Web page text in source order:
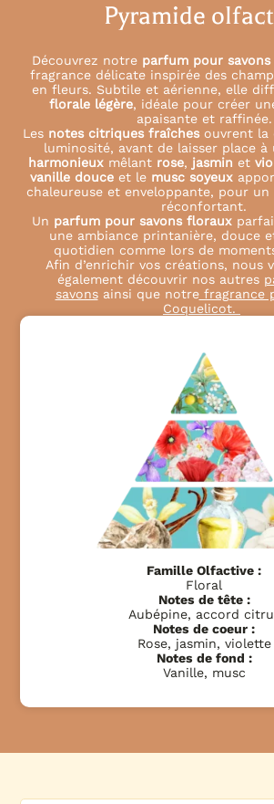
Pyramide
Découvrez notre parfum pour
fragrance délicate inspirée des
en fleurs. Subtile et aérienne, elle
florale légère, idéale pour créer
apaisante et raffinée.
Les notes citriques fraîchesouvrent la
luminosité, avant de laisser place à
harmonieux mêlant rose, jasmin et
vanille douceet le musc soyeux
chaleureuse et enveloppante, pour
réconfortant.
Un parfum pour savons floraux
une ambiance printanière, douce
quotidien comme lors de
Afin d’enrichir vos créations, nous
également découvrir nos autres
savonsainsi que notrefragrance
Coquelicot.
Famille Olfactive :
Floral
Notes de tête :
Aubépine, accord
Notes de coeur :
Rose, jasmin, violette
Notes de fond :
Vanille, musc